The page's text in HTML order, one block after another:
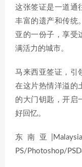
这张签证是一道通
丰富的遗产和传统
亚的一份子，享受
满活力的城市。
马来西亚签证，引
在这片热情洋溢的
的大门钥匙，开启
好回忆。
东南亚
PS/Photoshop/